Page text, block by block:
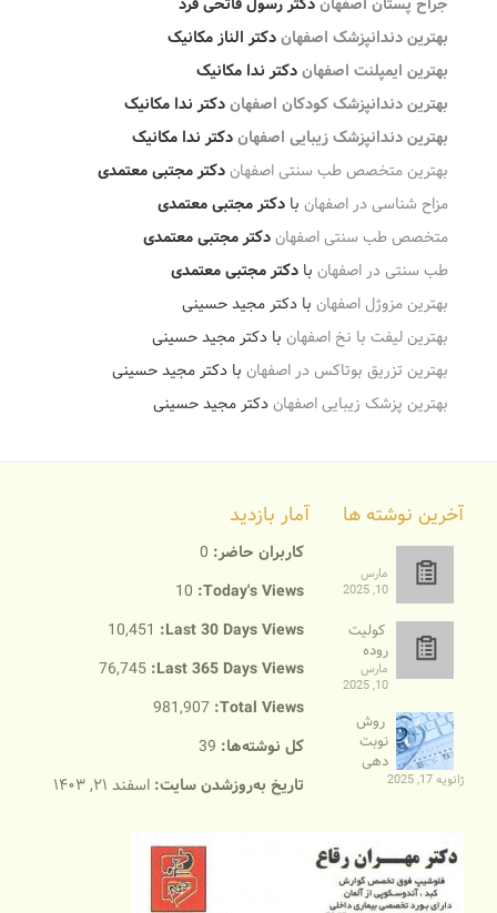
بهترین دندانپزشک اصفهاندکتر الناز مکانیک
بهترین ایمپلنت اصفهاندکتر ندا مکانیک
بهترین دندانپزشک کودکان اصفهاندکتر ندا مکانیک
بهترین دندانپزشک زیبایی اصفهاندکتر ندا مکانیک
بهترین متخصص طب سنتی اصفهاندکتر مجتبی معتمدی
مزاح شناسی در اصفهان با دکتر مجتبی معتمدی
متخصص طب سنتی اصفهاندکتر مجتبی معتمدی
طب سنتی در اصفهان با دکتر مجتبی معتمدی
بهترین مزوژل اصفهان با دکتر مجید حسینی
بهترین لیفت با نخ اصفهان با دکتر مجید حسینی
بهترین تزریق بوتاکس در اصفهان با دکتر مجید حسینی
بهترین پزشک زیبایی اصفهاندکتر مجید حسینی
آخرین نوشته ها
مارس
10, 2025
کولیت
روده
مارس
10, 2025
روش
نوبت
دهی
ژانویه 17, 2025
آمار بازدید
کاربران حاضر: 0
Today's Views:
10
Last 30 Days Views:
10,451
Last 365 Days Views:
76,745
Total Views:
981,907
کل نوشته‌ها: 39
تاریخ به‌روزشدن سایت: اسفند ۲۱, ۱۴۰۳